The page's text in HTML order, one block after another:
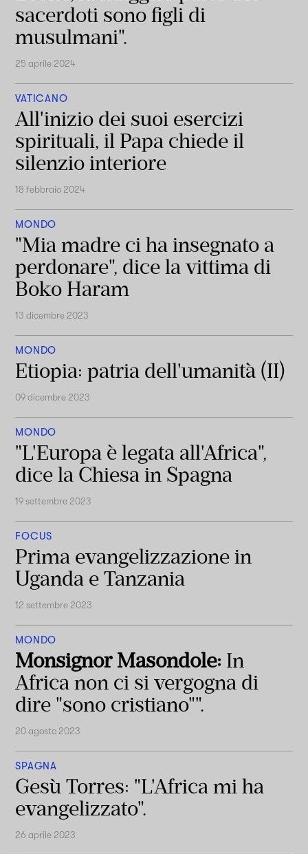
sacerdoti sono figli di
musulmani".
25 aprile 2024
VATICANO
All'inizio dei suoi esercizi
spirituali, il Papa chiede il
silenzio interiore
18 febbraio 2024
MONDO
"Mia madre ci ha insegnato a
perdonare", dice la vittima di
Boko Haram
13 dicembre 2023
MONDO
Etiopia: patria dell'umanità (II)
09 dicembre 2023
MONDO
"L'Europa è legata all'Africa",
dice la Chiesa in Spagna
19 settembre 2023
FOCUS
Prima evangelizzazione in
Uganda e Tanzania
12 settembre 2023
MONDO
Monsignor Masondole: In
Africa non ci si vergogna di
dire "sono cristiano"".
20 agosto 2023
SPAGNA
Gesù Torres: "L'Africa mi ha
evangelizzato".
26 aprile 2023